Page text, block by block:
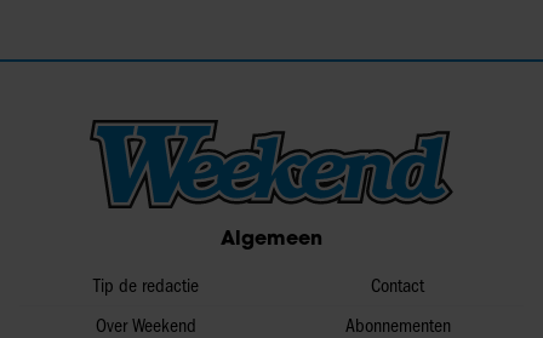
Algemeen
Tip de redactie
Over Weekend
Contact
Abonnementen